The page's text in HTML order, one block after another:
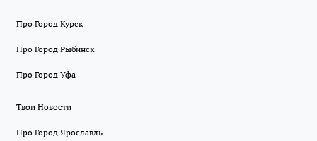
Про Город Курск
Про Город Рыбинск
Про Город Уфа
Твои Новости
Про Город Ярославль